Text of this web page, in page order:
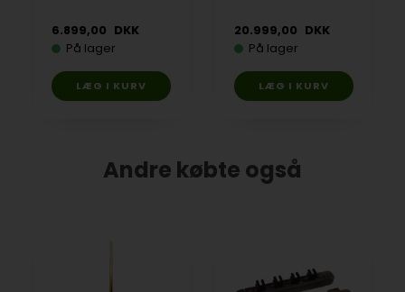
6.899,00 DKK
På lager
20.999,00 DKK
På lager
Andre købte også